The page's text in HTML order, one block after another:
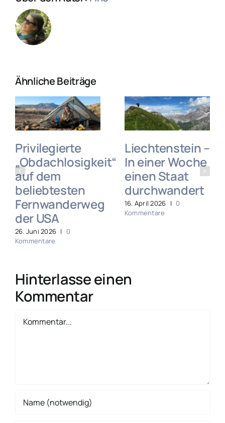
Ähnliche Beiträge
Privilegierte
„Obdachlosigkeit“
auf dem
beliebtesten
Fernwanderweg
der USA
26. Juni 2026 | 0
Kommentare
Liechtenstein –
In einer Woche
einen Staat
durchwandert
16. April 2026 | 0
Kommentare
Hinterlasse einen
Kommentar